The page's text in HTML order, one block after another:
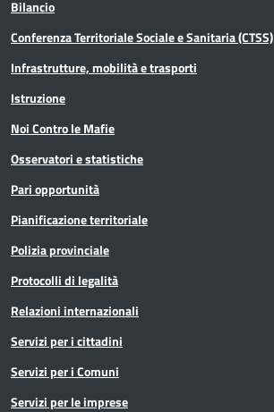
Bilancio
Conferenza Territoriale Sociale e Sanitaria (CTSS)
Infrastrutture, mobilità e trasporti
Istruzione
Noi Contro le Mafie
Osservatori e statistiche
Pari opportunità
Pianificazione territoriale
Polizia provinciale
Protocolli di legalità
Relazioni internazionali
Servizi per i cittadini
Servizi per i Comuni
Servizi per le imprese